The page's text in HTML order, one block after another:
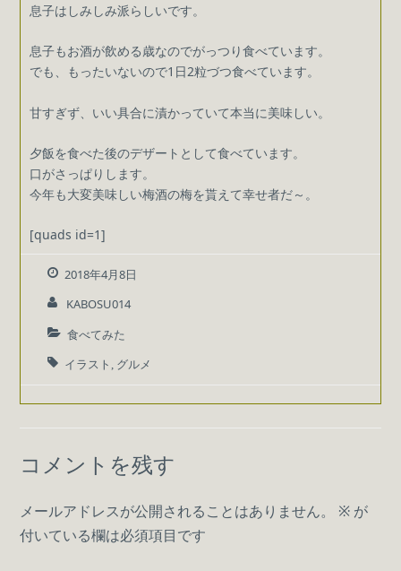
息子はしみしみ派らしいです。
息子もお酒が飲める歳なのでがっつり食べています。
でも、もったいないので1日2粒づつ食べています。
甘すぎず、いい具合に漬かっていて本当に美味しい。
夕飯を食べた後のデザートとして食べています。
口がさっぱりします。
今年も大変美味しい梅酒の梅を貰えて幸せ者だ～。
[quads id=1]
2018年4月8日
KABOSU014
食べてみた
イラスト グルメ
コメントを残す
メールアドレスが公開されることはありません。 ※ が
付いている欄は必須項目です